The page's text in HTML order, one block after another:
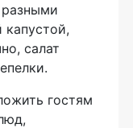
капустой,
салат
гостям